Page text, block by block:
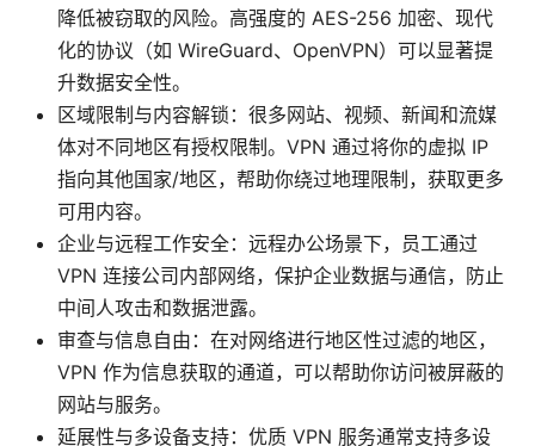
降低被窃取的风险。高强度的 AES-256 加密、现代
化的协议（如 WireGuard、OpenVPN）可以显著提
升数据安全性。
区域限制与内容解锁：很多网站、视频、新闻和流媒
体对不同地区有授权限制。VPN 通过将你的虚拟 IP
指向其他国家/地区，帮助你绕过地理限制，获取更多
可用内容。
企业与远程工作安全：远程办公场景下，员工通过
VPN 连接公司内部网络，保护企业数据与通信，防止
中间人攻击和数据泄露。
审查与信息自由：在对网络进行地区性过滤的地区，
VPN 作为信息获取的通道，可以帮助你访问被屏蔽的
网站与服务。
延展性与多设备支持：优质 VPN 服务通常支持多设